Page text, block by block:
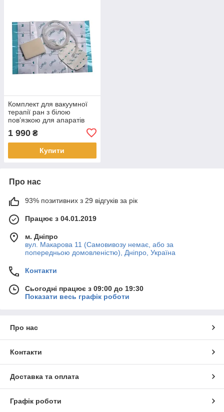
Комплект для вакуумної
терапії ран з білою
пов’язкою для апаратів
Confort. Малий 100х75х10
1 990 ₴
Купити
Про нас
93% позитивних з 29 відгуків за рік
Працює з 04.01.2019
м. Дніпро
вул. Макарова 11 (Самовивозу немає, або за
попередньою домовленістю), Дніпро, Україна
Контакти
Сьогодні працює з 09:00 до 19:30
Показати весь графік роботи
Про нас
Контакти
Доставка та оплата
Графік роботи